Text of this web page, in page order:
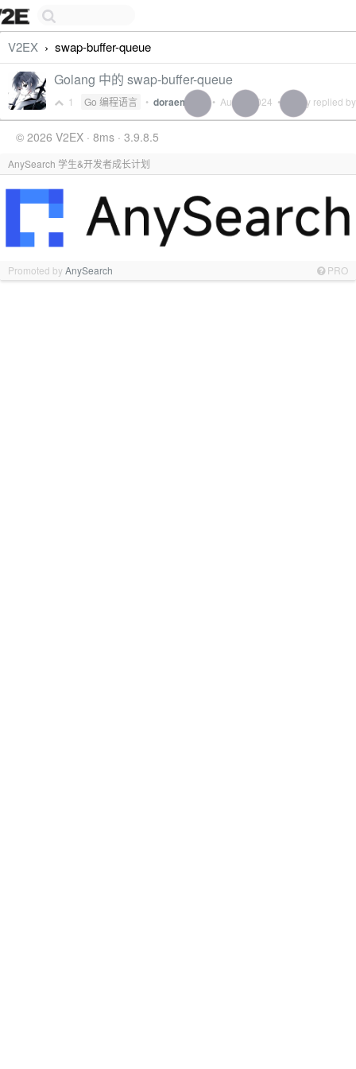
V2EX › swap-buffer-queue
Golang 中的 swap-buffer-queue
1 Go 编程语言 • doraemonki • Aug 7, 2024 • Lastly replied
© 2026 V2EX · 8ms · 3.9.8.5
AnySearch 学生&开发者成长计划
Promoted byAnySearch PRO